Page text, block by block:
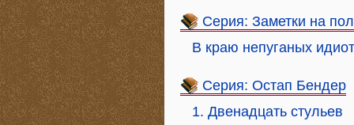
Серия: Заметки на
В краю непуганых
Серия: Остап Бендер
1. Двенадцать стульев